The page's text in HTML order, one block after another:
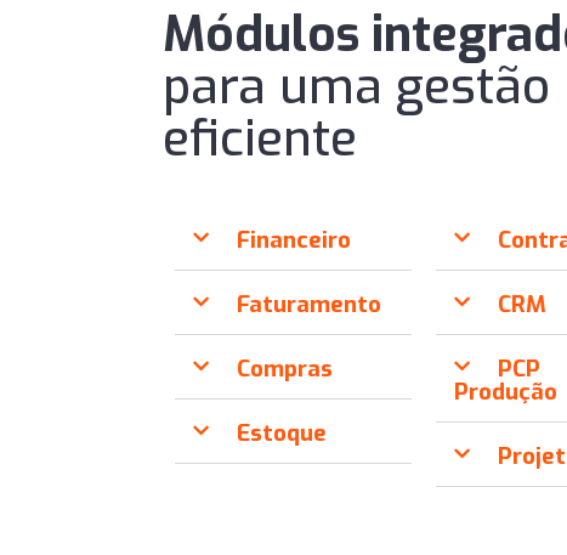
Módulos
para uma gestão
eficiente
Financeiro
Faturamento
Compras
Estoque
CRM
PCP
Produção